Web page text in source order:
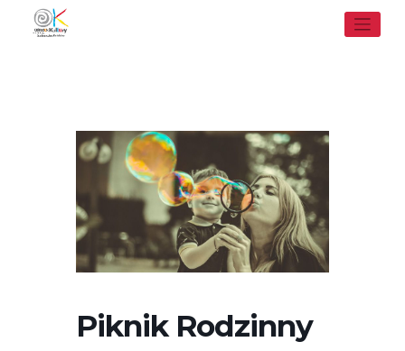
content
Piknik Rodzinny